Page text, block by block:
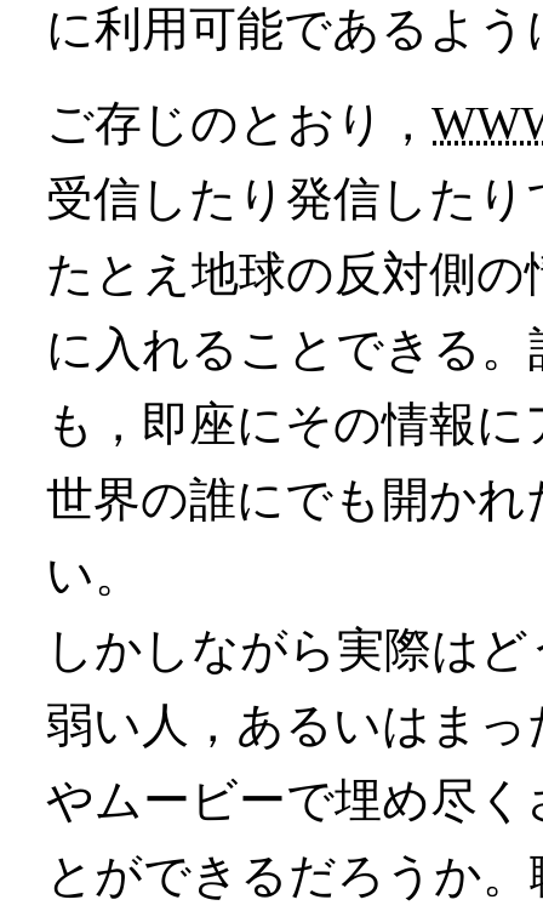
に利用可能であるよ
ご存じのとおり，
受信したり発信した
たとえ地球の反対側
に入れることできる
も，即座にその情報
世界の誰にでも開か
い。
しかしながら実際は
弱い人，あるいはま
やムービーで埋め尽
とができるだろうか